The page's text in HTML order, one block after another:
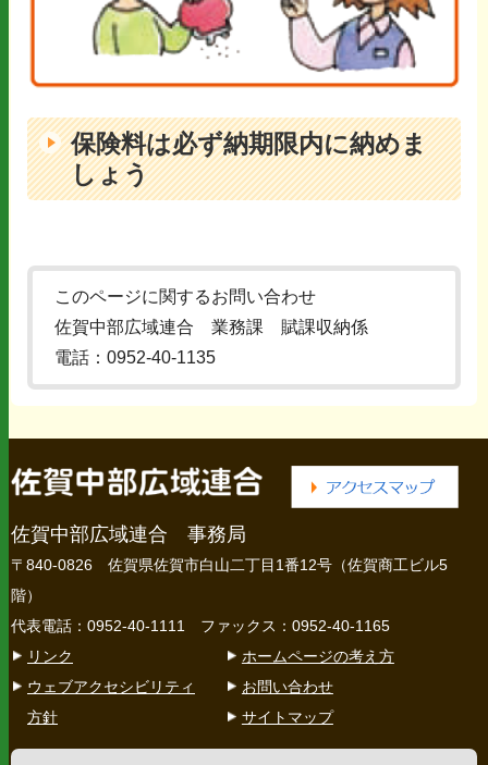
保険料は必ず納期限内に納めま
しょう
このページに関するお問い合わせ
佐賀中部広域連合 業務課 賦課収納係
電話：0952-40-1135
佐賀中部広域連合 事務局
〒840-0826 佐賀県佐賀市白山二丁目1番12号（佐賀商工ビル5
階）
代表電話：0952-40-1111 ファックス：0952-40-1165
リンク
ホームページの考え方
ウェブアクセシビリティ
方針
お問い合わせ
サイトマップ